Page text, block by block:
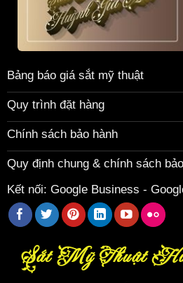
Bảng báo giá sắt mỹ thuật
Quy trình đặt hàng
Chính sách bảo hành
Quy định chung & chính sách
Kết nối: Google Business -
Sắt Mỹ Thuật